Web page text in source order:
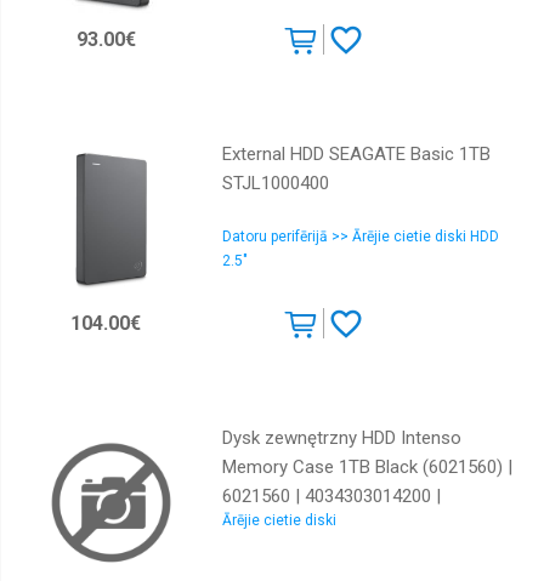
93.00€
External HDD SEAGATE Basic 1TB
STJL1000400
Datoru perifērijā >> Ārējie cietie diski HDD
2.5"
104.00€
Dysk zewnętrzny HDD Intenso
Memory Case 1TB Black (6021560) |
6021560 | 4034303014200 |
84717050
Ārējie cietie diski